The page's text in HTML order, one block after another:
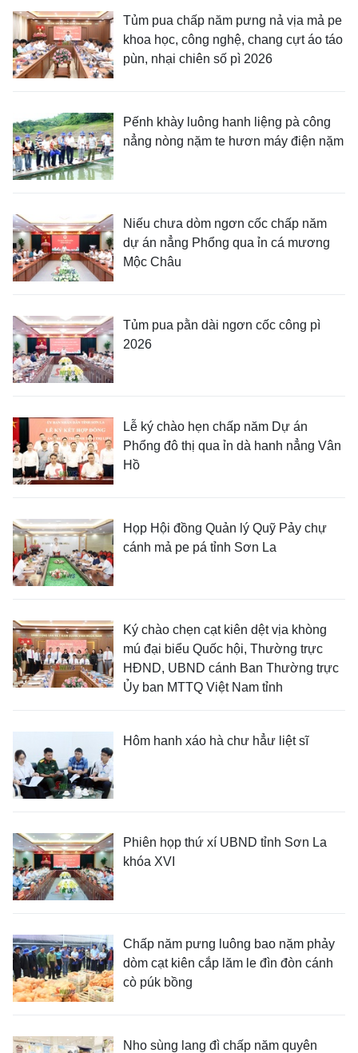
Tủm pua chấp năm pưng nả vịa mả pe
khoa học, công nghệ, chang cựt áo táo
pùn, nhại chiên số pì 2026
Pếnh khày luông hanh liệng pà công
nẳng nòng nặm te hươn máy điện nặm
Niếu chưa dòm ngơn cốc chấp năm
dự án nẳng Phổng qua ỉn cá mương
Mộc Châu
Tủm pua pằn dài ngơn cốc công pì
2026
Lễ ký chào hẹn chấp năm Dự án
Phổng đô thị qua ỉn dà hanh nẳng Vân
Hồ
Họp Hội đồng Quản lý Quỹ Pảy chự
cánh mả pe pá tỉnh Sơn La
Ký chào chẹn cạt kiên dệt vịa khòng
mú đại biểu Quốc hội, Thường trực
HĐND, UBND cánh Ban Thường trực
Ủy ban MTTQ Việt Nam tỉnh
Hôm hanh xáo hà chư hẳư liệt sĩ
Phiên họp thứ xí UBND tỉnh Sơn La
khóa XVI
Chấp năm pưng luông bao nặm phảy
dòm cạt kiên cắp lăm le đìn đòn cánh
cò púk bồng
Nho sùng lang đì chấp năm quyên